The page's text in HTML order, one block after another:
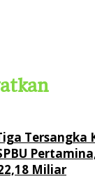
Tersangka
Miliar